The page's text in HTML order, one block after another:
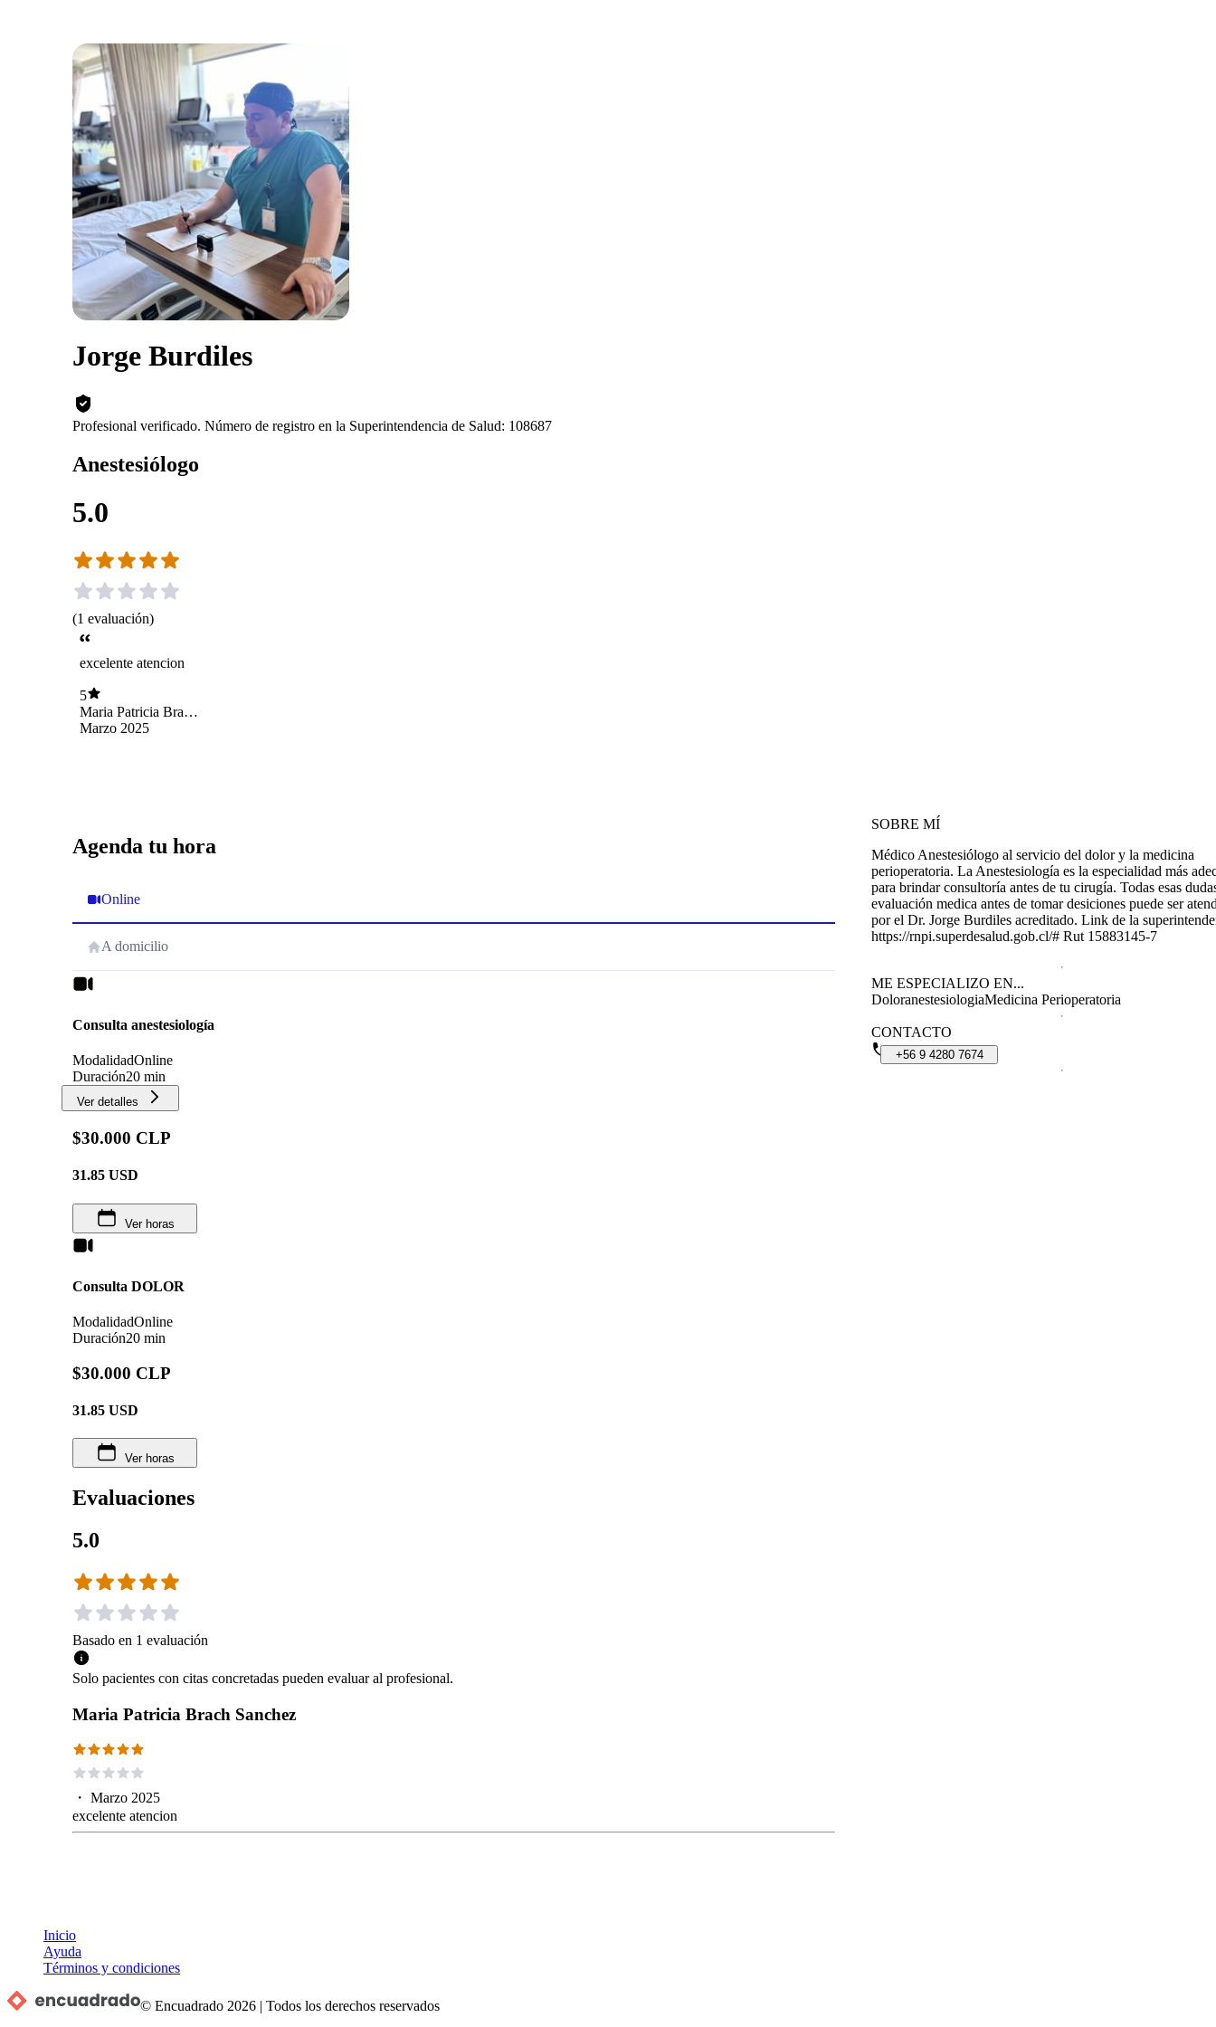
Jorge Burdiles
Profesional verificado. Número de registro en la Superintendencia de Salud: 108687
Anestesiólogo
5.0
(1 evaluación)
excelente atencion
5
Maria Patricia Brach
Sanchez
Marzo 2025
Agenda tu hora
Online
A domicilio
Consulta anestesiología
ModalidadOnline
Duración20 min
Ver detalles
$30.000 CLP
31.85 USD
Ver horas
Consulta DOLOR
ModalidadOnline
Duración20 min
$30.000 CLP
31.85 USD
Ver horas
Evaluaciones
5.0
Basado en 1 evaluación
Solo pacientes con citas concretadas pueden evaluar al profesional.
Maria Patricia Brach Sanchez
・ Marzo 2025
excelente atencion
SOBRE MÍ
Médico Anestesiólogo al servicio del dolor y la medicina
perioperatoria. La Anestesiología es la especialidad más
para brindar consultoría antes de tu cirugía. Todas esas
evaluación medica antes de tomar desiciones puede ser
por el Dr. Jorge Burdiles acreditado. Link de la
https://rnpi.superdesalud.gob.cl/# Rut 15883145-7
ME ESPECIALIZO EN...
DoloranestesiologiaMedicina Perioperatoria
CONTACTO
+56 9 4280 7674
Inicio
Ayuda
Términos y condiciones
© Encuadrado 2026 |Todos los derechos reservados